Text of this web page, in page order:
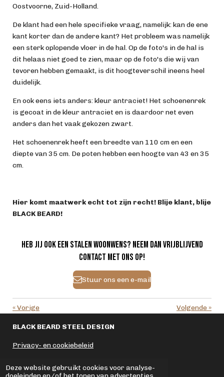
Deze website gebruikt cookies voor analyse-
Oostvoorne, Zuid-Holland.
De klant had een hele specifieke vraag, namelijk: kan de ene
kant korter dan de andere kant? Het probleem was namelijk
een sterk oplopende vloer in de hal. Op de foto's in de hal is
dit helaas niet goed te zien, maar op de foto's die wij van
tevoren hebben gemaakt, is dit hoogteverschil ineens heel
duidelijk.
En ook eens iets anders: kleur antraciet! Het schoenenrek
is gecoat in de kleur antraciet en is daardoor net even
anders dan het vaak gekozen zwart.
Het schoenenrek heeft een breedte van 110 cm en een
diepte van 35 cm. De poten hebben een hoogte van 43 en 35
cm.
Hier komt maatwerk echt tot zijn recht! Blije klant, blije
BLACK BEARD!
Heb jij ook een stalen woonwens? Neem dan vrijblijvend
contact met ons op!
Stuur ons een e-mail
«Vorige Volgende »
BLACK BEARD STEEL DESIGN
Privacy- en cookiebeleid
© 2021 - 2026 BLACK BEARD STEEL DESIGN